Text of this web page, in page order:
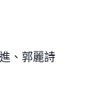
、郭麗詩